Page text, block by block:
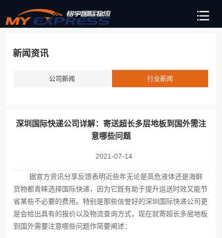
新闻资讯
公司新闻 行业新闻
深圳国际快递公司详解：寄送超长多层地板到国外需注
意哪些问题
2021-07-14
据官方资讯分享反馈表明近些年无论是高危液体还是海鲜
货物都青睐选择国际快递，因为它既有助于提升运送时效又能节
省某些不必要的费用。特别是那些信誉好的深圳国际快递公司更
是会给出具有的报价以及物流查询方式，现在就寄超长多层地板
到国外需要注意哪些问题作简要阐述：